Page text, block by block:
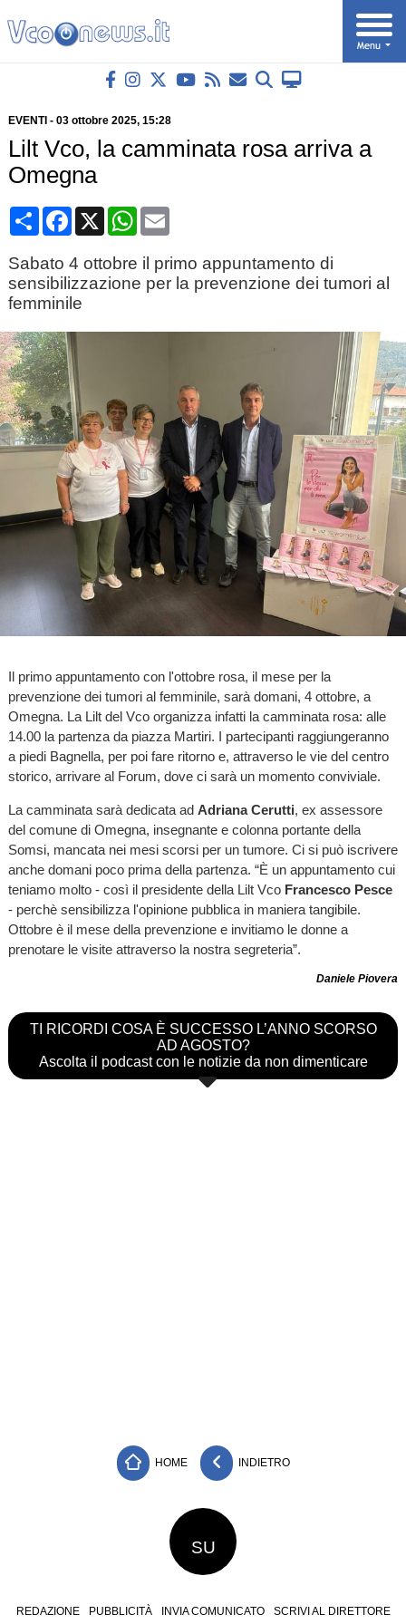
EVENTI - 03 ottobre 2025, 15:28
Lilt Vco, la camminata rosa arriva a
Omegna
CondividiFacebook
X WhatsApp
Email
Sabato 4 ottobre il primo appuntamento di
sensibilizzazione per la prevenzione dei tumori al
femminile
Il primo appuntamento con l'ottobre rosa, il mese per la
prevenzione dei tumori al femminile, sarà domani, 4 ottobre, a
Omegna. La Lilt del Vco organizza infatti la camminata rosa: alle
14.00 la partenza da piazza Martiri. I partecipanti raggiungeranno
a piedi Bagnella, per poi fare ritorno e, attraverso le vie del centro
storico, arrivare al Forum, dove ci sarà un momento conviviale.
La camminata sarà dedicata ad Adriana Cerutti, ex assessore
del comune di Omegna, insegnante e colonna portante della
Somsi, mancata nei mesi scorsi per un tumore. Ci si può iscrivere
anche domani poco prima della partenza. “È un appuntamento cui
teniamo molto - così il presidente della Lilt Vco Francesco Pesce
- perchè sensibilizza l'opinione pubblica in maniera tangibile.
Ottobre è il mese della prevenzione e invitiamo le donne a
prenotare le visite attraverso la nostra segreteria”.
Daniele Piovera
TI RICORDI COSA È SUCCESSO L’ANNO SCORSO
AD AGOSTO?
Ascolta il podcast con le notizie da non dimenticare
HOME INDIETRO
SU
REDAZIONE PUBBLICITÀ INVIA COMUNICATO
SCRIVI AL DIRETTORE